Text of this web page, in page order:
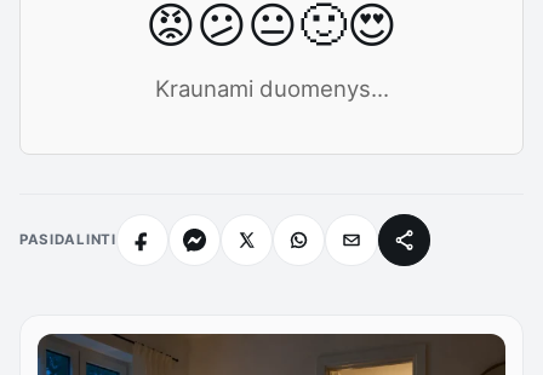
😡😕😐🙂😍
Kraunami duomenys...
PASIDALINTI